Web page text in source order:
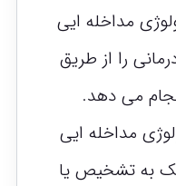
مداخله ایی
را از طریق
می دهد.
مداخله ایی
به تشخیص یا